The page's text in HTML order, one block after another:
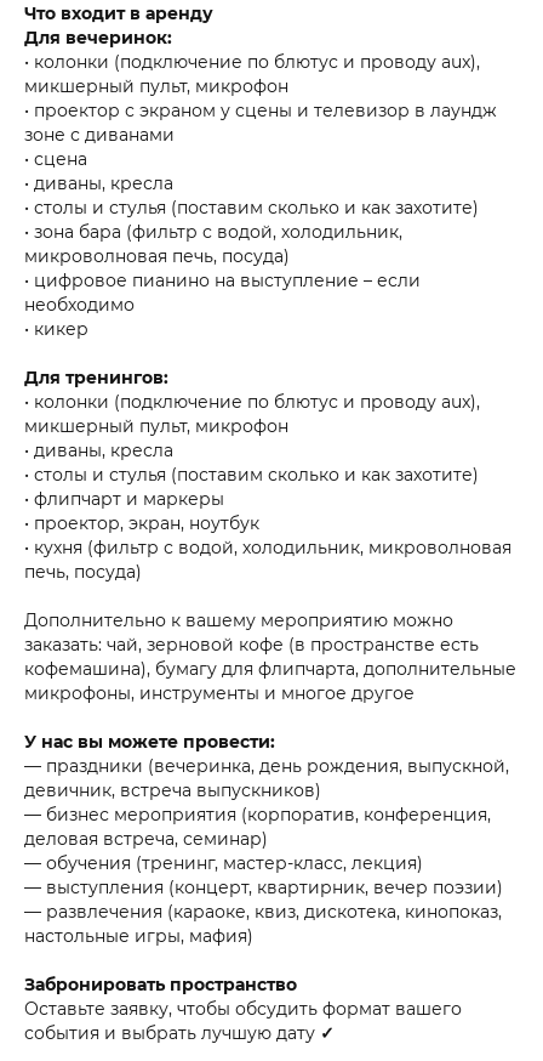
Что входит в аренду
Для вечеринок:
• колонки (подключение по блютус и проводу aux),
микшерный пульт, микрофон
• проектор с экраном у сцены и телевизор в лаундж
зоне с диванами
• сцена
• диваны, кресла
• столы и стулья (поставим сколько и как захотите)
• зона бара (фильтр с водой, холодильник,
микроволновая печь, посуда)
• цифровое пианино на выступление – если
необходимо
• кикер
Для тренингов:
• колонки (подключение по блютус и проводу aux),
микшерный пульт, микрофон
• диваны, кресла
• столы и стулья (поставим сколько и как захотите)
• флипчарт и маркеры
• проектор, экран, ноутбук
• кухня (фильтр с водой, холодильник, микроволновая
печь, посуда)
Дополнительно к вашему мероприятию можно
заказать: чай, зерновой кофе (в пространстве есть
кофемашина), бумагу для флипчарта, дополнительные
микрофоны, инструменты и многое другое
У нас вы можете провести:
— праздники (вечеринка, день рождения, выпускной,
девичник, встреча выпускников)
— бизнес мероприятия (корпоратив, конференция,
деловая встреча, семинар)
— обучения (тренинг, мастер-класс, лекция)
— выступления (концерт, квартирник, вечер поэзии)
— развлечения (караоке, квиз, дискотека, кинопоказ,
настольные игры, мафия)
Забронировать пространство
Оставьте заявку, чтобы обсудить формат вашего
события и выбрать лучшую дату ✓